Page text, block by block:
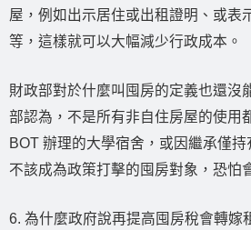
屋，例如出示居住或出租證明、或表
等，這樣就可以大幅減少行政成本。
財政部對於什麼叫囤房的定義也還沒
部認為，不是所有非自住房屋的使用
BOT 辦理的大學宿舍，或因繼承僅
不該成為政策打擊的囤房對象，恐怕
6. 為什麼政府說再提高囤房稅會轉嫁